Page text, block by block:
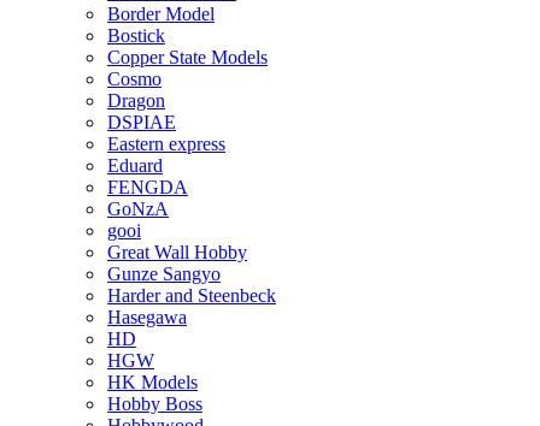
Border Model
Bostick
Copper State Models
Cosmo
Dragon
DSPIAE
Eastern express
Eduard
FENGDA
GoNzA
gooi
Great Wall Hobby
Gunze Sangyo
Harder and Steenbeck
Hasegawa
HD
HGW
HK Models
Hobby Boss